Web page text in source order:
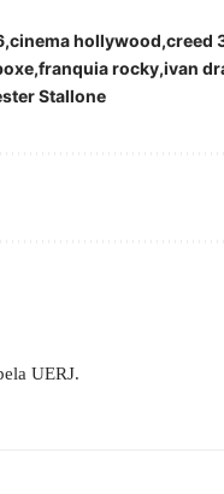
cinema hollywood creed
franquia rocky ivan
Stallone
UERJ.